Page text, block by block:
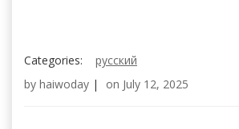
Categories:
русский
by haiwoday | on July 12, 2025